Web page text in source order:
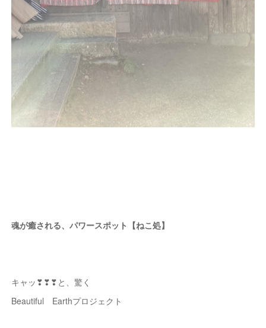
魂が癒される、パワースポット【ねこ処】
キャッ❣❣❣と、驚く
Beautiful Earthプロジェクト